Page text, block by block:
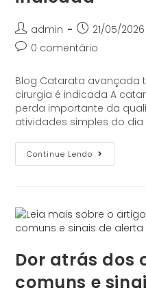
admin 21/05/2026
0 comentário
Blog Catarata avançada
cirurgia é indicada A
perda importante da
atividades simples do
Continue Lendo
Dor atrás dos
comuns e